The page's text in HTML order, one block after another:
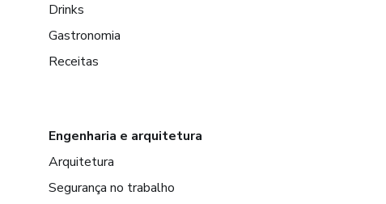
Drinks
Gastronomia
Receitas
Engenharia e arquitetura
Arquitetura
Segurança no trabalho